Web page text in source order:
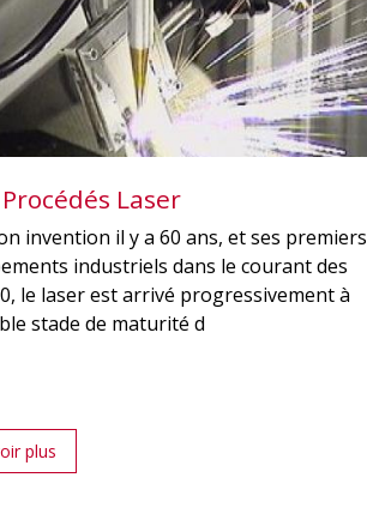
Laser
invention il y a 60 ans, et ses premiers
industriels dans le courant des
le laser est arrivé progressivement à
stade de maturité d
plus